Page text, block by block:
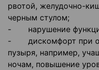
рвотой, желудочно-
черным стулом;
- нарушение
- дискомфорт при
пузыря, например,
ночам, повышение